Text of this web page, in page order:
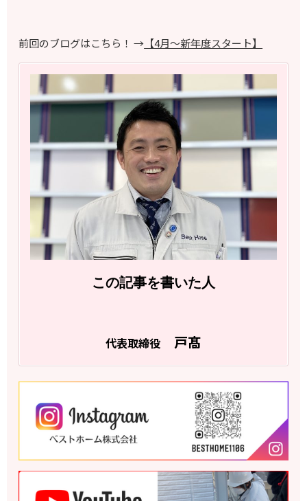
前回のブログはこちら！ → 【4月～新年度スタート】
この記事を書いた人
代表取締役 戸髙